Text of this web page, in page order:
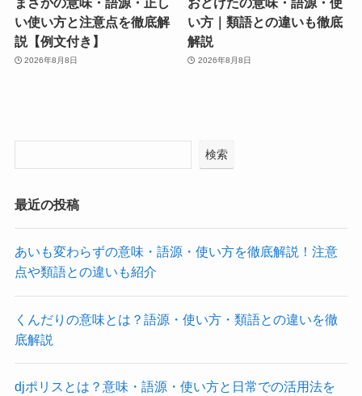
い使い方と注意点を徹底解
説【例文付き】
2026年8月8日
い方｜類語との違いも徹底
解説
2026年8月8日
検索
最近の投稿
あいも変わらずの意味・語源・使い方を徹底解説！注意
点や類語との違いも紹介
くんだりの意味とは？語源・使い方・類語との違いを徹
底解説
djポリスとは？意味・語源・使い方と日常での活用法を